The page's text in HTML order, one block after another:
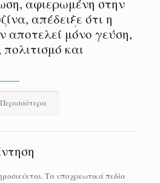
αφιερωμένη στην
απέδειξε ότι η
αποτελεί μόνο γεύση,
και
Τα υποχρεωτικά πεδία